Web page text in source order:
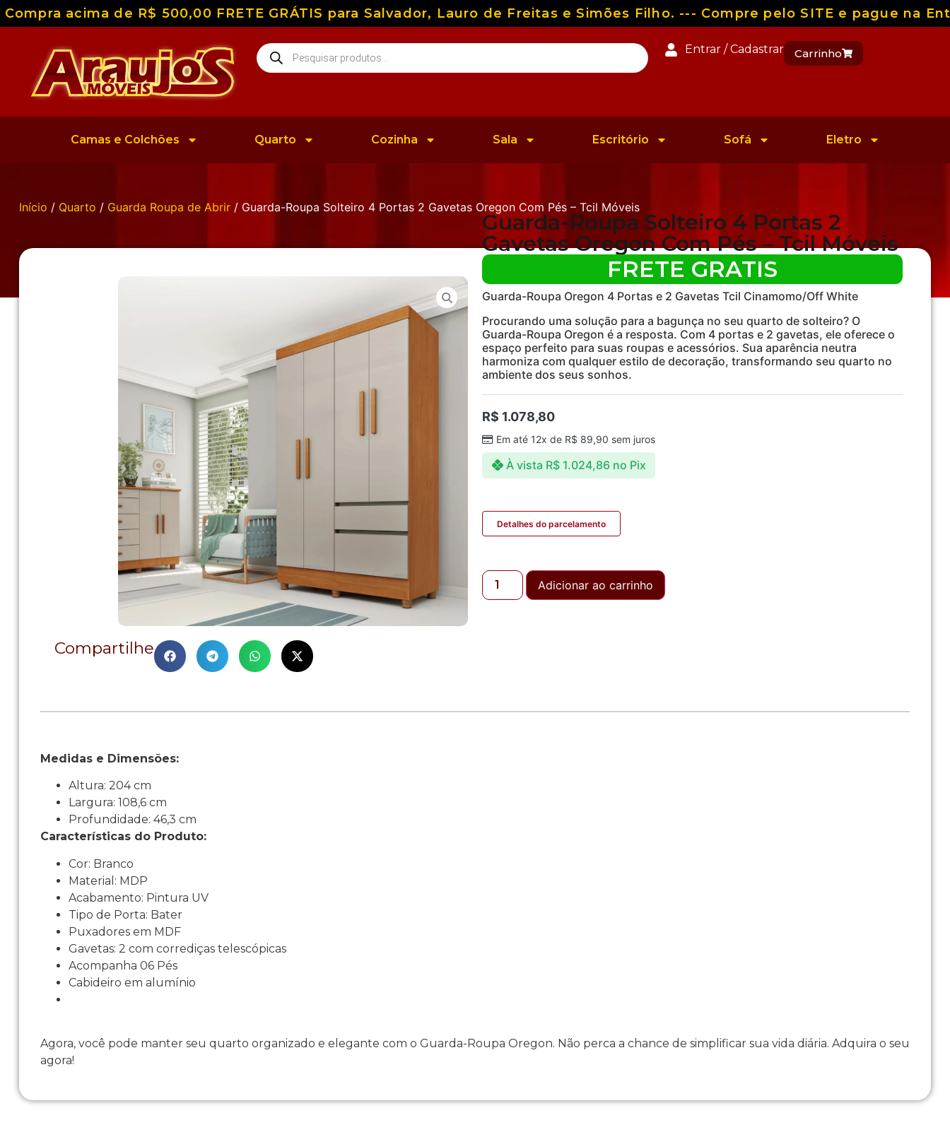
acima de R$ 500,00 FRETE GRÁTIS para Salvador, Lauro de Freitas e Simões Filho. --- Compre pelo SITE e pague na
Entrar / Cadastrar Carrinho
Camas e Colchões Quarto Cozinha Sala Escritório Sofá Eletro
Início / Quarto / Guarda Roupa de Abrir / Guarda-Roupa Solteiro 4 Portas 2 Gavetas Oregon Com Pés – Tcil Móveis
Compartilhe
Guarda-Roupa Solteiro 4 Portas 2
Gavetas Oregon Com Pés – Tcil Móveis
FRETE GRATIS
Guarda-Roupa Oregon 4 Portas e 2 Gavetas Tcil Cinamomo/Off White
Procurando uma solução para a bagunça no seu quarto de solteiro? O
Guarda-Roupa Oregon é a resposta. Com 4 portas e 2 gavetas, ele oferece o
espaço perfeito para suas roupas e acessórios. Sua aparência neutra
harmoniza com qualquer estilo de decoração, transformando seu quarto no
ambiente dos seus sonhos.
R$ 1.078,80
Em até 12x de R$ 89,90 sem juros
À vista R$1.024,86 no Pix
Detalhes do parcelamento
Adicionar ao carrinho
Medidas e Dimensões:
Altura: 204 cm
Largura: 108,6 cm
Profundidade: 46,3 cm
Características do Produto:
Cor: Branco
Material: MDP
Acabamento: Pintura UV
Tipo de Porta: Bater
Puxadores em MDF
Gavetas: 2 com corrediças telescópicas
Acompanha 06 Pés
Cabideiro em alumínio
Agora, você pode manter seu quarto organizado e elegante com o Guarda-Roupa Oregon. Não perca a chance de simplificar sua vida diária. Adquira o seu
agora!